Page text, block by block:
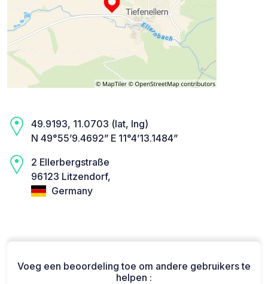
49.9193, 11.0703 (lat, lng)
N 49°55’9.4692” E 11°4’13.1484”
2 Ellerbergstraße
96123 Litzendorf,
Germany
Voeg een beoordeling toe om andere gebruikers te
helpen :